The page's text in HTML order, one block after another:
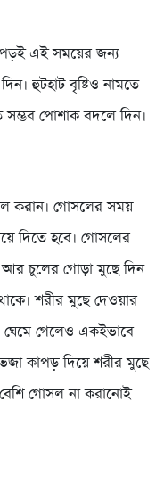
এই সময়ের জন্য
হুটহাট বৃষ্টিও নামতে
পোশাক বদলে দিন।
করান। গোসলের সময়
দিতে হবে। গোসলের
আর চুলের গোড়া মুছে দিন
শরীর মুছে দেওয়ার
ঘেমে গেলেও একইভাবে
কাপড় দিয়ে শরীর মুছে
গোসল না করানোই